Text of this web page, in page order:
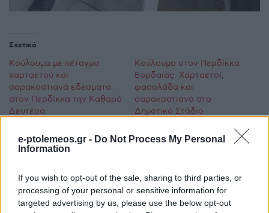
e-ptolemeos.gr - Do Not Process My Personal
Information
If you wish to opt-out of the sale, sharing to third parties, or
processing of your personal or sensitive information for
targeted advertising by us, please use the below opt-out
Σχετικά
Κούλουμα με πέταγμα
χαρταετού και
σαρακοστιανά εδέσματα
στον Περδίκκα την Καθαρά
Δευτέρα
σε "Τοπική Επικαιρότητα"
Κούλουμα στον Περδίκκα
Εορδαίας: Χαρταετοί,
φασολάδα και
σαρακοστιανά στο
Δημοτικό Στάδιο
23 Φεβρουαρίου 2026, 7:22 μμ
σε "Τοπική Επικαιρότητα"
“ΚΟΥΛΟΥΜΑ” της Τοπικής
Κοινότητας Ολυμπιάδας
του Δήμου Εορδαίας! ( Της